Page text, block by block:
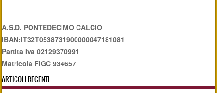
A.S.D. PONTEDECIMO CALCIO
IBAN:IT32T0538731900000047181081
Partita Iva 02129370991
Matricola FIGC 934657
ARTICOLI RECENTI